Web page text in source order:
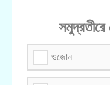
সমুদ্রতীরে
ওজোন